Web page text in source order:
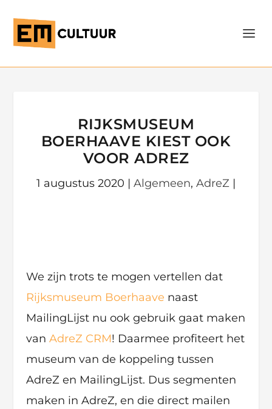
RIJKSMUSEUM
BOERHAAVE KIEST OOK
VOOR ADREZ
1 augustus 2020 | Algemeen, AdreZ |
We zijn trots te mogen vertellen dat
Rijksmuseum Boerhaave naast
MailingLijst nu ook gebruik gaat maken
van AdreZ CRM! Daarmee profiteert het
museum van de koppeling tussen
AdreZ en MailingLijst. Dus segmenten
maken in AdreZ, en die direct mailen